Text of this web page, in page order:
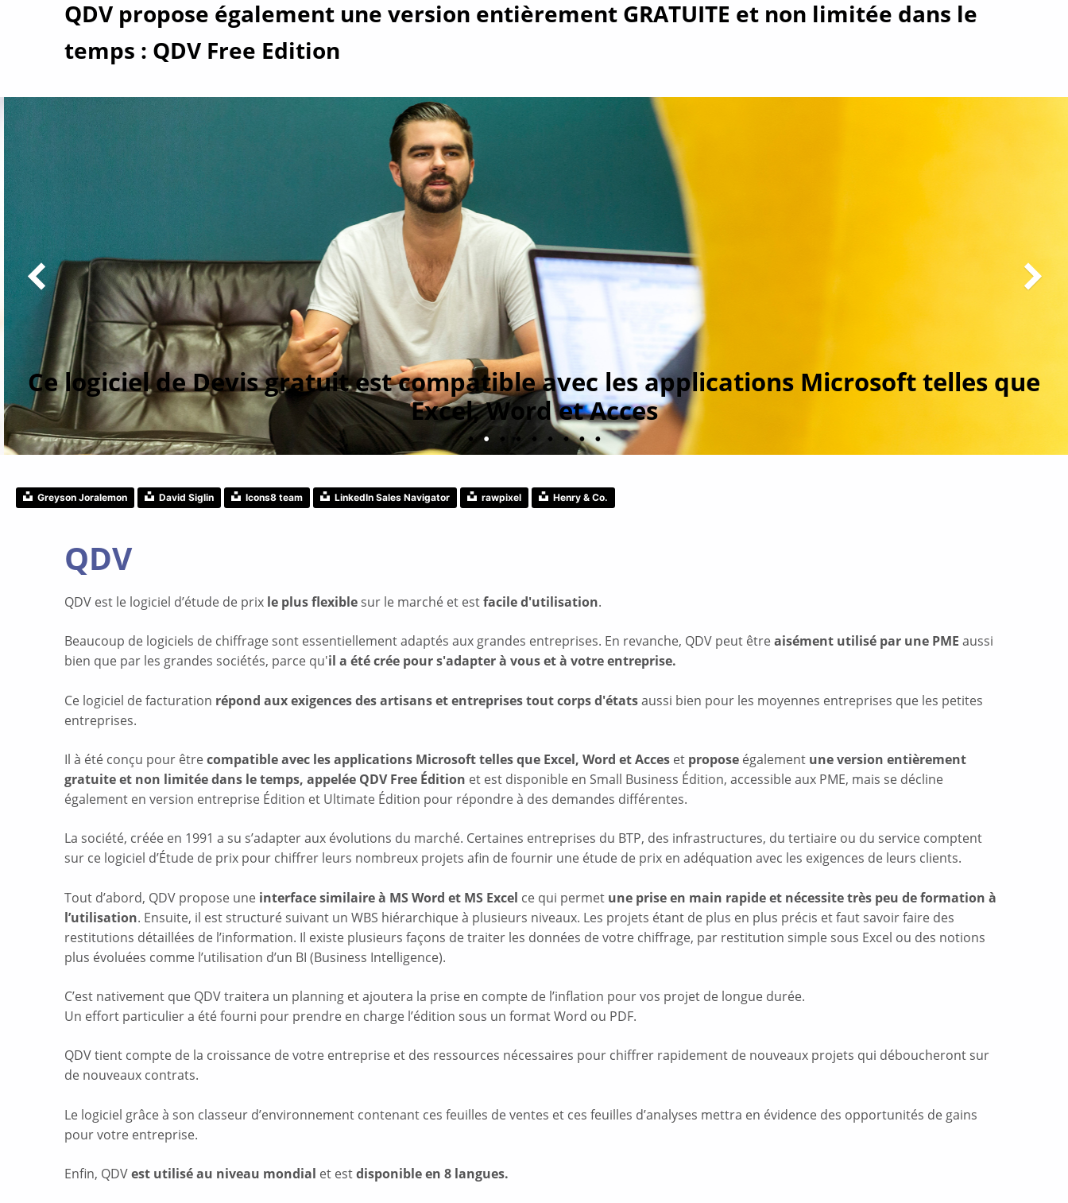
QDV propose également une version entièrement GRATUITE et non limitée dans le
temps : QDV Free Edition
Ce logiciel deDevis gratuitestcompatible avec les applications Microsoft telles que
Excel, Word et Acces
Greyson Joralemon David Siglin Icons8 team LinkedIn Sales Navigator rawpixel Henry & Co.
QDV
QDV est le logiciel d’étude de prix le plus flexiblesur le marché et estfacile d'utilisation.
Beaucoup de logiciels de chiffrage sont essentiellement adaptés aux grandes entreprises. En revanche, QDV peut êtreaisément utilisé par une PME aussi
bien que par les grandes sociétés, parce qu'il a été crée pour s'adapter à vous et à votre entreprise.
Ce logiciel de facturation répond aux exigences des artisans et entreprises tout corps d'étatsaussi bien pour les moyennes entreprises que les petites
entreprises.
Il à été conçu pour êtrecompatible avec les applications Microsoft telles que Excel, Word et Acceset proposeégalement une version entièrement
gratuite et non limitée dans le temps, appelée QDV Free Édition et est disponible en Small Business Édition, accessible aux PME, mais se décline
également en version entreprise Édition et Ultimate Édition pour répondre à des demandes différentes.
La société, créée en 1991 a su s’adapter aux évolutions du marché. Certaines entreprises du BTP, des infrastructures, du tertiaire ou du service comptent
sur ce logiciel d’Étude de prix pour chiffrer leurs nombreux projets afin de fournir une étude de prix en adéquation avec les exigences de leurs clients.
Tout d’abord, QDV propose une interface similaire à MS Word et MS Excel ce qui permet une prise en main rapide et nécessite très peu de formation à
l’utilisation. Ensuite, il est structuré suivant un WBS hiérarchique à plusieurs niveaux. Les projets étant de plus en plus précis et faut savoir faire des
restitutions détaillées de l’information. Il existe plusieurs façons de traiter les données de votre chiffrage, par restitution simple sous Excel ou des notions
plus évoluées comme l’utilisation d’un BI (Business Intelligence).
C’est nativement que QDV traitera un planning et ajoutera la prise en compte de l’inflation pour vos projet de longue durée.
Un effort particulier a été fourni pour prendre en charge l’édition sous un format Word ou PDF.
QDV tient compte de la croissance de votre entreprise et des ressources nécessaires pour chiffrer rapidement de nouveaux projets qui déboucheront sur
de nouveaux contrats.
Le logiciel grâce à son classeur d’environnement contenant ces feuilles de ventes et ces feuilles d’analyses mettra en évidence des opportunités de gains
pour votre entreprise.
Enfin, QDVest utilisé au niveau mondial et estdisponible en 8 langues.